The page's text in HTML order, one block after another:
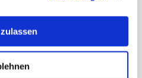
Impact